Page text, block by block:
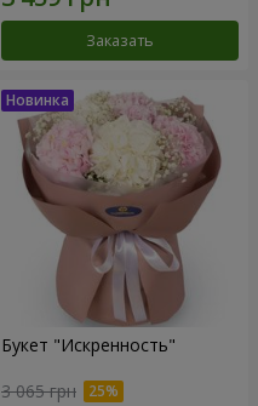
Заказать
Букет "Искренность"
3 065 грн